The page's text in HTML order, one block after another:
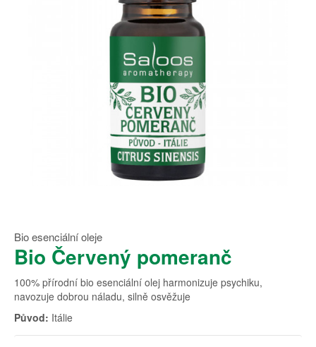
Bio esenciální oleje
Bio Červený pomeranč
100% přírodní bio esenciální olej harmonizuje psychiku,
navozuje dobrou náladu, silně osvěžuje
Původ: Itálie